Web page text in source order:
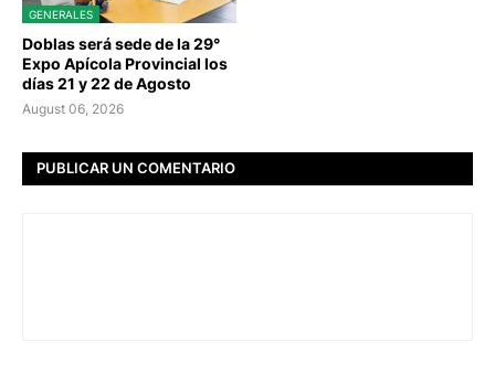
GENERALES
Doblas será sede de la 29°
Expo Apícola Provincial los
días 21 y 22 de Agosto
August 06, 2026
PUBLICAR UN COMENTARIO